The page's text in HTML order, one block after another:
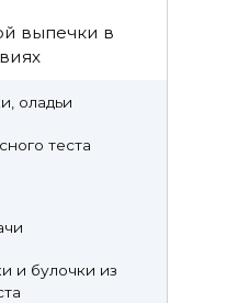
выпечки в
оладьи
теста
и булочки из